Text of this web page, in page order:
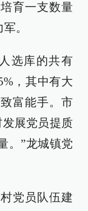
育一支数量
。
选库的共有
，其中有大
富能手。市
发展党员提质
。”龙城镇党
党员队伍建